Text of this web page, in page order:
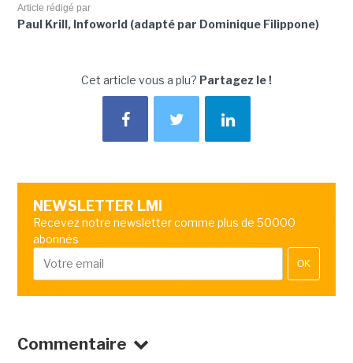
Article rédigé par
Paul Krill, Infoworld (adapté par Dominique Filippone)
Cet article vous a plu? Partagez le !
NEWSLETTER LMI
Recevez notre newsletter comme plus de 50000
abonnés
OK
Commentaire